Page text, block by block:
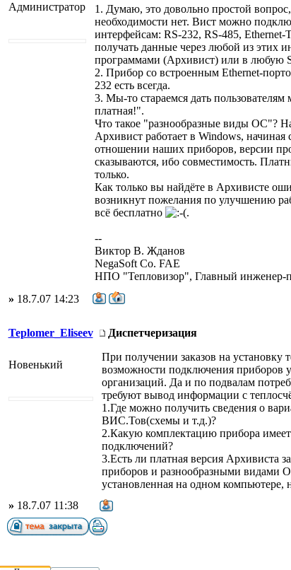
Администратор
1. Думаю, это довольно простой
необходимости нет. Вист можно
интерфейсам: RS-232, RS-485,
получать данные через любой из этих
программами (Архивист) или в любую
2. Прибор со встроенным Ethernet-
232 есть всегда.
3. Мы-то стараемся дать
платная!".
Что такое "разнообразные виды ОС"?
Архивист работает в Windows,
отношении наших приборов, версии
сказываются, ибо совместимость.
только.
Как только вы найдёте в Архивисте
возникнут пожелания по улучшению
всё бесплатно
.
--
Виктор В. Жданов
NegaSoft Co. FAE
НПО "Тепловизор", Главный инженер-
» 18.7.07 14:23
Teplomer_Eliseev Диспетчеризация
Новенький
При получении заказов на установку
возможности подключения приборов
организаций. Да и по подвалам
требуют вывод информации с
1.Где можно получить сведения о
ВИС.Тов(схемы и т.д.)?
2.Какую комплектацию прибора
подключений?
3.Есть ли платная версия Архивиста
приборов и разнообразными видами
установленная на одном компьютере,
» 18.7.07 11:38